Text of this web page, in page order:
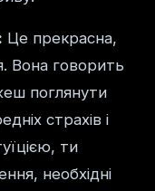
Це прекрасна,
Вона говорить
поглянути
страхів і
ти
необхідні